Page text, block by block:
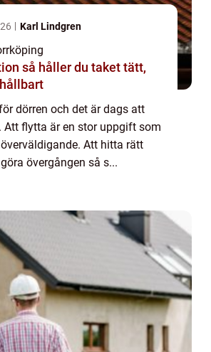
Karl Lindgren
tätt,
dörren och det är dags att
Att flytta är en stor uppgift som
Att hitta rätt
övergången så s...